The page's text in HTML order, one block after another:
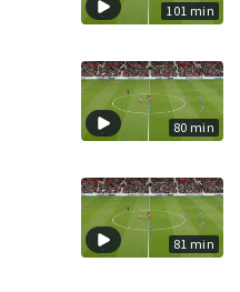
101 min
80 min
81 min